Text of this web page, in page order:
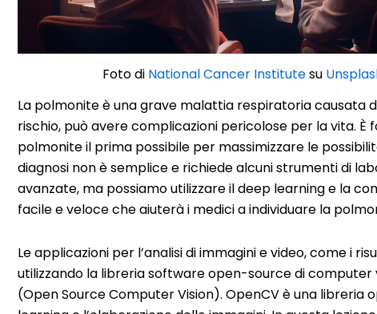
Foto di National Cancer Institutesu
La polmonite è una grave malattia respiratoria causata
rischio, può avere complicazioni pericolose per la vita.
polmonite il prima possibile per massimizzare le
diagnosi non è semplice e richiede alcuni strumenti di
avanzate, ma possiamo utilizzare il deep learning e la
facile e veloce che aiuterà i medici a individuare la
Le applicazioni per l’analisi di immagini e video, come i
utilizzando la libreria software open-source di
(Open Source Computer Vision). OpenCV è una